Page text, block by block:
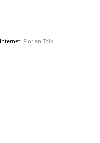
Internet: Florian Tolk